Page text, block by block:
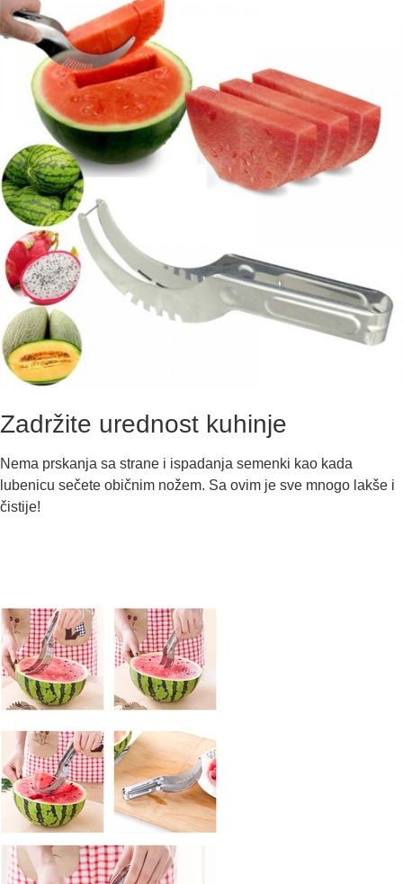
Zadržite urednost kuhinje
Nema prskanja sa strane i ispadanja semenki kao kada
lubenicu sečete običnim nožem. Sa ovim je sve mnogo lakše i
čistije!